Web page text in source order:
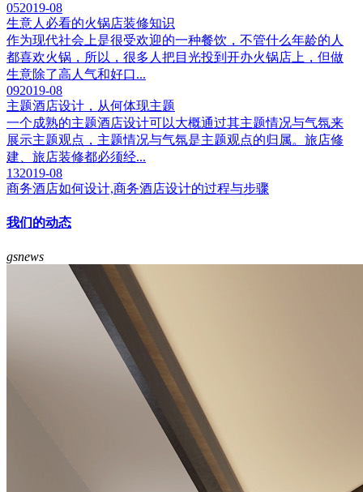
052019-08
生意人必看的火锅店装修知识
作为现代社会上是很受欢迎的一种餐饮，不管什么年龄的人
都喜欢火锅，所以，很多人把目光投到开办火锅店上，但做
生意除了高人气和好口...
092019-08
主题酒店设计，从何体现主题
一个成熟的主题酒店设计可以大概通过其主题情况与气氛来
展示主题观点，主题情况与气氛是主题观点的归属。旅店修
建、旅店装修都必须经...
132019-08
商务酒店如何设计,商务酒店设计的过程与步骤
我们的动态
gsnews